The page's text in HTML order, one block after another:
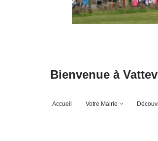
Bienvenue à
Accueil Votre Mairie